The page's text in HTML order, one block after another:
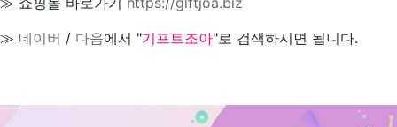
≫ 네이버 / 다음에서 "기프트조아"로 검색하시면 됩니다.